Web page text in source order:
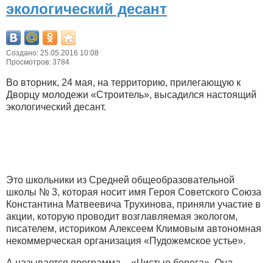
экологический десант
Создано: 25.05.2016 10:08
Просмотров: 3784
Во вторник, 24 мая, на территорию, прилегающую к
Дворцу молодежи «Строитель», высадился настоящий
экологический десант.
Это школьники из Средней общеобразовательной
школы № 3, которая носит имя Героя Советского Союза
Константина Матвеевича Трухинова, приняли участие в
акции, которую проводит возглавляемая экологом,
писателем, историком Алексеем Климовым автономная
некоммерческая организация «Пудожемское устье».